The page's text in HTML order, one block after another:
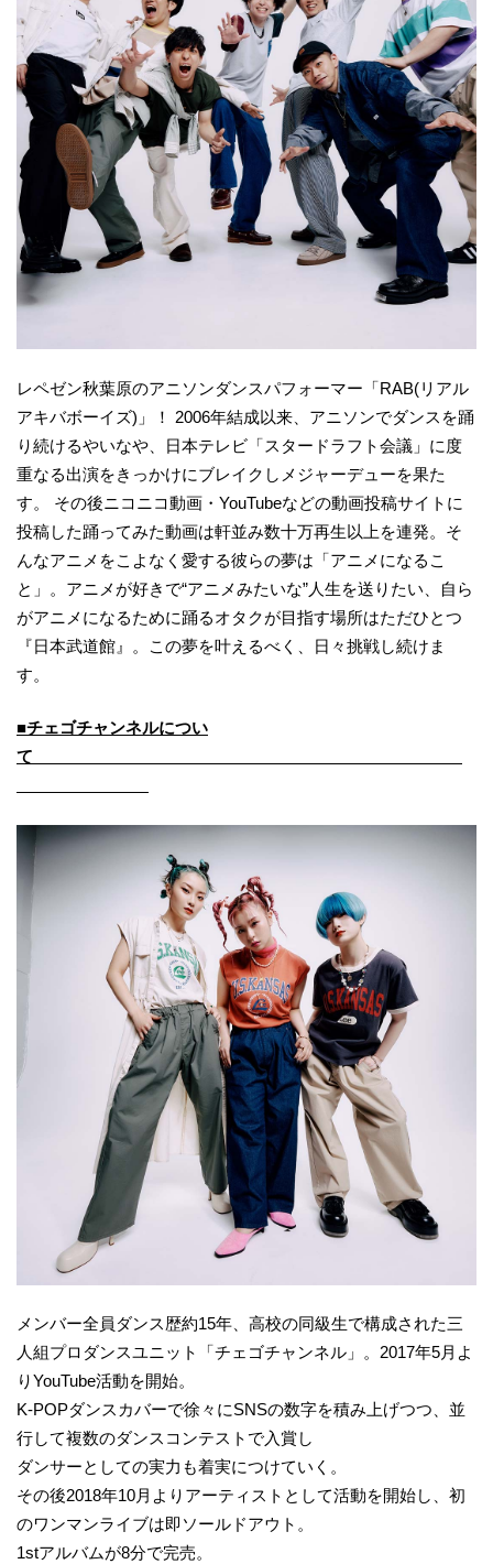
レペゼン秋葉原のアニソンダンスパフォーマー「RAB(リアル
アキバボーイズ)」！ 2006年結成以来、アニソンでダンスを踊
り続けるやいなや、日本テレビ「スタードラフト会議」に度
重なる出演をきっかけにブレイクしメジャーデューを果た
す。 その後ニコニコ動画・YouTubeなどの動画投稿サイトに
投稿した踊ってみた動画は軒並み数十万再生以上を連発。そ
んなアニメをこよなく愛する彼らの夢は「アニメになるこ
と」。アニメが好きで“アニメみたいな”人生を送りたい、自ら
がアニメになるために踊るオタクが目指す場所はただひとつ
『日本武道館』。この夢を叶えるべく、日々挑戦し続けま
す。
■チェゴチャンネルについ
て
メンバー全員ダンス歴約15年、高校の同級生で構成された三
人組プロダンスユニット「チェゴチャンネル」。2017年5月よ
りYouTube活動を開始。
K-POPダンスカバーで徐々にSNSの数字を積み上げつつ、並
行して複数のダンスコンテストで入賞し
ダンサーとしての実力も着実につけていく。
その後2018年10月よりアーティストとして活動を開始し、初
のワンマンライブは即ソールドアウト。
1stアルバムが8分で完売。